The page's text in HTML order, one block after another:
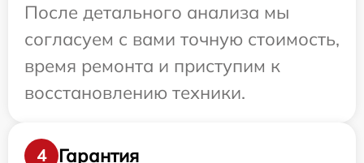
После детального анализа мы
согласуем с вами точную стоимость,
время ремонта и приступим к
восстановлению техники.
4
Гарантия